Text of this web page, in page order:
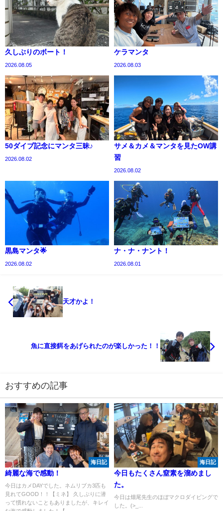
久しぶりのボート！
2026.08.05
ケラマンタ
2026.08.03
50ダイブ記念にマンタ三昧♪
2026.08.02
サメ＆カメ＆マンタを見たOW講
習
2026.08.02
黒島マンタ🌟
2026.08.02
ナ・ナ・ナント！
2026.08.01
天才かよ！
魚に直接餌をあげられたのが楽しかった！！
おすすめの記事
海日記
綺麗な海で感動！
今日はカメDAYでした。ネムリブカ3匹も
見れてGOOD！！【ミネ】 久しぶりに潜
って慣れないこともありましたが、キレイ
海日記
今日もたくさん窒素を溜めまし
た。
今日は畑尾先生のほぼマクロダイビングで
した。(>_...